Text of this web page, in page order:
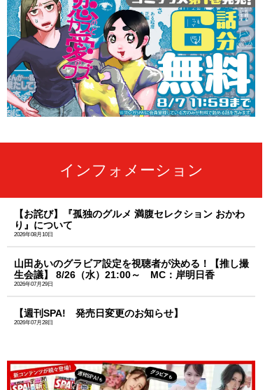
インフォメーション
【お詫び】『孤独のグルメ 満腹セレクション おかわ
り』について
2026年08月10日
山田あいのグラビア設定を視聴者が決める！【推し撮
生会議】 8/26（水）21:00～ MC：岸明日香
2026年07月29日
【週刊SPA! 発売日変更のお知らせ】
2026年07月28日